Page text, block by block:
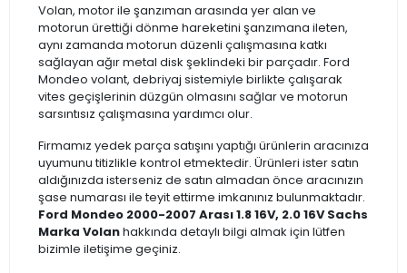
Volan, motor ile şanzıman arasında yer alan ve
motorun ürettiği dönme hareketini şanzımana ileten,
aynı zamanda motorun düzenli çalışmasına katkı
sağlayan ağır metal disk şeklindeki bir parçadır. Ford
Mondeo volant, debriyaj sistemiyle birlikte çalışarak
vites geçişlerinin düzgün olmasını sağlar ve motorun
sarsıntısız çalışmasına yardımcı olur.
Firmamız yedek parça satışını yaptığı ürünlerin aracınıza
uyumunu titizlikle kontrol etmektedir. Ürünleri ister satın
aldığınızda isterseniz de satın almadan önce aracınızın
şase numarası ile teyit ettirme imkanınız bulunmaktadır.
Ford Mondeo 2000-2007 Arası 1.8 16V, 2.0 16V Sachs
Marka Volanhakkında detaylı bilgi almak için lütfen
bizimle iletişime geçiniz.